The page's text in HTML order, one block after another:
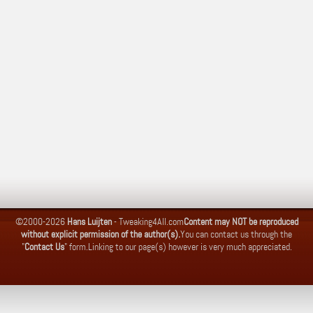
©2000-2026 Hans Luijten-Tweaking4All.comContent may NOT be reproduced
without explicit permission of the author(s).You can contact us through the
"Contact Us" form.Linking to our page(s) however is very much appreciated.